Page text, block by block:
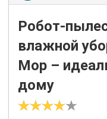
Робот-
влажной
Mop –
дому